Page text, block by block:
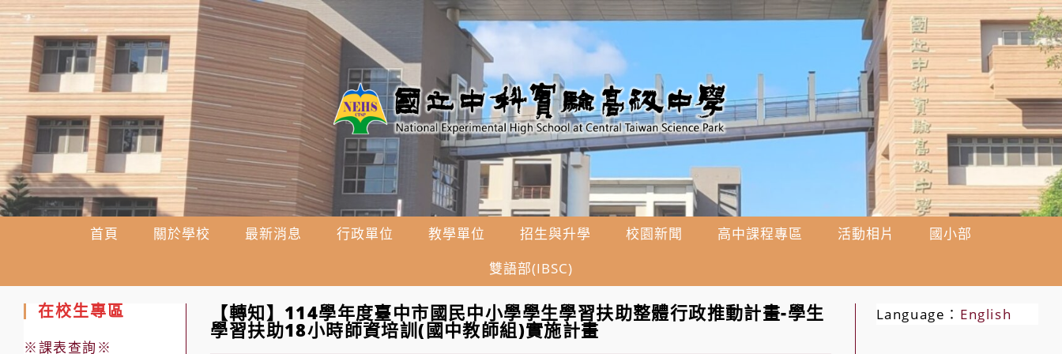
跳
轉
至
主
要
內
容
首頁 關於學校 最新消息 行政單位 教學單位 招生與升學 校園新聞 高中課程專區 活動相片
國小部
雙語部(IBSC)
【轉知】114學年度臺中市國民中小學學生學習扶助整體行政推動計畫-學生
學習扶助18小時師資培訓(國中教師組)實施計畫
在校生專區
※課表查詢※
Language： English